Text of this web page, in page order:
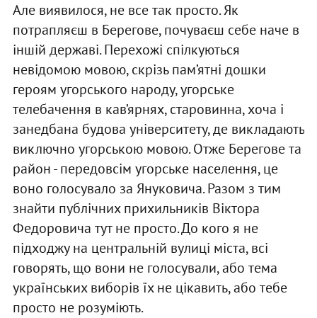
Але виявилося, не все так просто. Як
потрапляєш в Берегове, почуваєш себе наче в
іншій державі. Перехожі спілкуються
невідомою мовою, скрізь пам’ятні дошки
героям угорського народу, угорське
телебачення в кав’ярнях, старовинна, хоча і
занедбана будова університету, де викладають
виключно угорською мовою. Отже Берегове та
район - передовсім угорське населення, це
воно голосувало за Януковича. Разом з тим
знайти публічних прихильників Віктора
Федоровича тут не просто. До кого я не
підходжу на центральній вулиці міста, всі
говорять, що вони не голосували, або тема
українських виборів їх не цікавить, або тебе
просто не розуміють.